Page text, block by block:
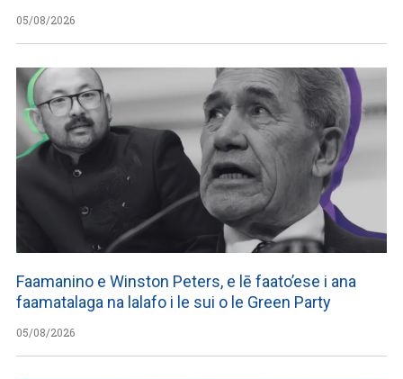
05/08/2026
Faamanino e Winston Peters, e lē faato’ese i ana
faamatalaga na lalafo i le sui o le Green Party
05/08/2026